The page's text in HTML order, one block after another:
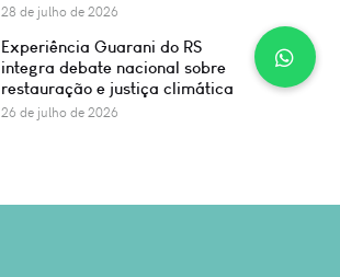
28 de julho de 2026
Experiência Guarani do RS
integra debate nacional sobre
restauração e justiça climática
26 de julho de 2026